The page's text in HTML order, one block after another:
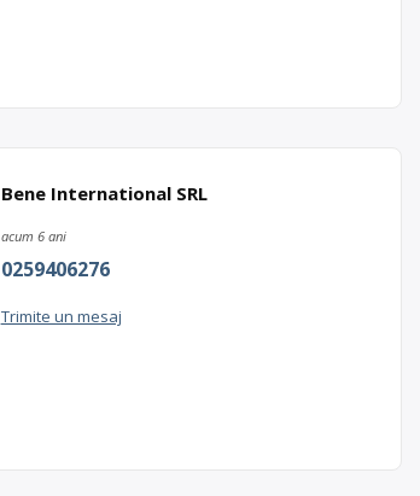
Bene International SRL
acum 6 ani
0259406276
Trimite un mesaj